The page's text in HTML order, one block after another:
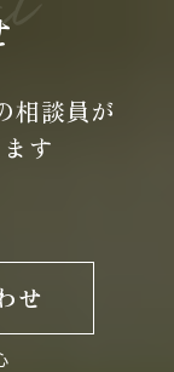
相談員が
す
せ